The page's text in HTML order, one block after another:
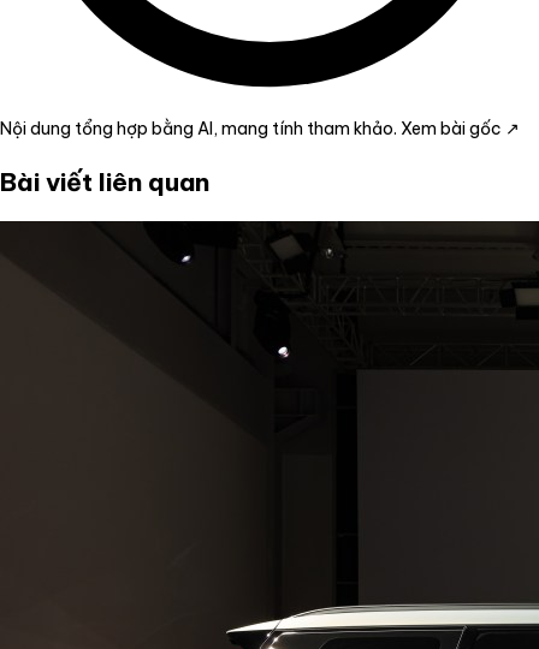
Nội dung tổng hợp bằng AI, mang tính tham khảo. Xem bài gốc ↗
Bài viết liên quan